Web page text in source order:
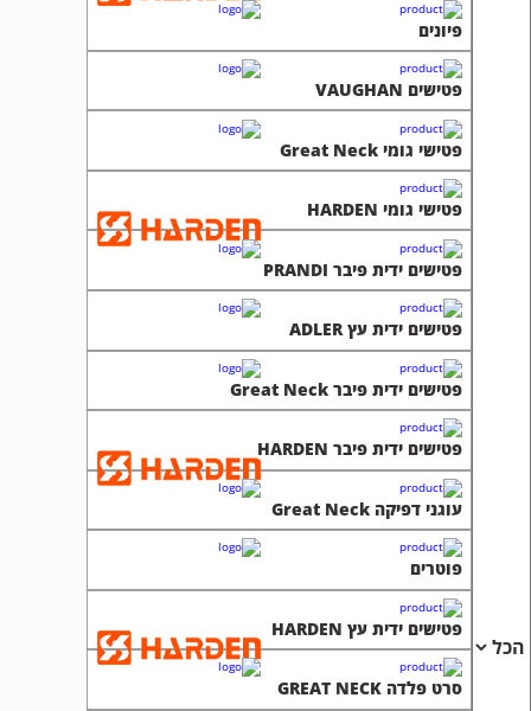
פיונים
פטישים VAUGHAN
פטישי גומי Great Neck
פטישי גומי HARDEN
פטישים ידית פיבר PRANDI
פטישים ידית עץ ADLER
פטישים ידית פיבר Great Neck
פטישים ידית פיבר HARDEN
עוגני דפיקה Great Neck
פוטרים
פטישים ידית עץ HARDEN
סרט פלדה GREAT NECK